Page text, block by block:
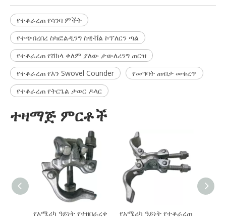
የተቆራረጠ የሳንባ ምችት
የተጭበረበረ ስካፎልዲንግ ስዊቭል ኮፕለርን ጣል
የተቆራረጠ የሸክላ ቀለም ያለው ታውለሪንግ ጠርዝ
የተቆራረጠ የእን Swovel Counder
የመግባት ጠብታ መቁረጥ
የተቆራረጠ የትርጌል ታወር ዶላር
ተዛማጅ ምርቶች
የአሜሪካ ዓይነት የተዘበራረቀ
የአሜሪካ ዓይነት የተቆራረጠ